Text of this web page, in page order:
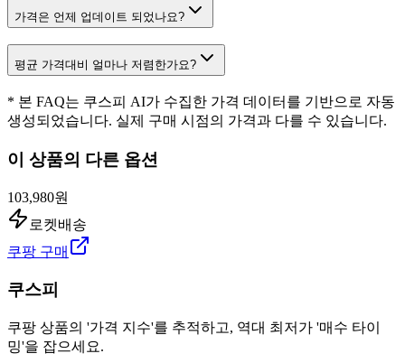
가격은 언제 업데이트 되었나요?
평균 가격대비 얼마나 저렴한가요?
* 본 FAQ는 쿠스피 AI가 수집한 가격 데이터를 기반으로 자동
생성되었습니다. 실제 구매 시점의 가격과 다를 수 있습니다.
이 상품의 다른 옵션
103,980원
로켓배송
쿠팡 구매
쿠스피
쿠팡 상품의 '가격 지수'를 추적하고, 역대 최저가 '매수 타이
밍'을 잡으세요.